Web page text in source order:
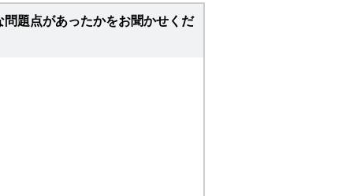
題点があったかをお聞かせくだ